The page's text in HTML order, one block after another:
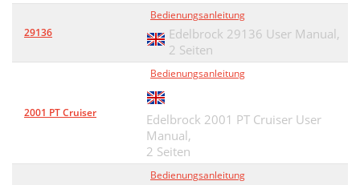
29136
Bedienungsanleitung
Edelbrock 29136 User Manual,
2 Seiten
2001 PT Cruiser
Bedienungsanleitung
Edelbrock 2001 PT Cruiser User
Manual,
2 Seiten
Bedienungsanleitung